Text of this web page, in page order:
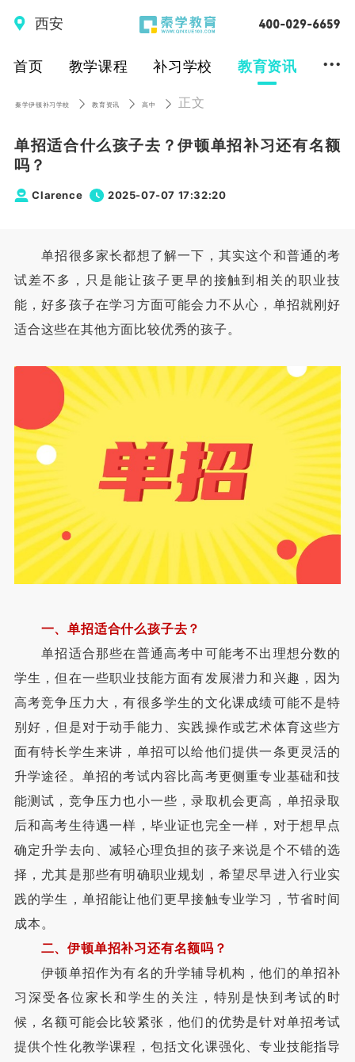
西安
首页 教学课程 补习学校 教育资讯 ...
秦学伊顿补习学校 教育资讯 高中 正文
单招适合什么孩子去？伊顿单招补习还有名额
吗？
Clarence 2025-07-07 17:32:20
单招很多家长都想了解一下，其实这个和普通的考
试差不多，只是能让孩子更早的接触到相关的职业技
能，好多孩子在学习方面可能会力不从心，单招就刚好
适合这些在其他方面比较优秀的孩子。
一、单招适合什么孩子去？
单招适合那些在普通高考中可能考不出理想分数的
学生，但在一些职业技能方面有发展潜力和兴趣，因为
高考竞争压力大，有很多学生的文化课成绩可能不是特
别好，但是对于动手能力、实践操作或艺术体育这些方
面有特长学生来讲，单招可以给他们提供一条更灵活的
升学途径。单招的考试内容比高考更侧重专业基础和技
能测试，竞争压力也小一些，录取机会更高，单招录取
后和高考生待遇一样，毕业证也完全一样，对于想早点
确定升学去向、减轻心理负担的孩子来说是个不错的选
择，尤其是那些有明确职业规划，希望尽早进入行业实
践的学生，单招能让他们更早接触专业学习，节省时间
成本。
二、伊顿单招补习还有名额吗？
伊顿单招作为有名的升学辅导机构，他们的单招补
习深受各位家长和学生的关注，特别是快到考试的时
候，名额可能会比较紧张，他们的优势是针对单招考试
提供个性化教学课程，包括文化课强化、专业技能指导